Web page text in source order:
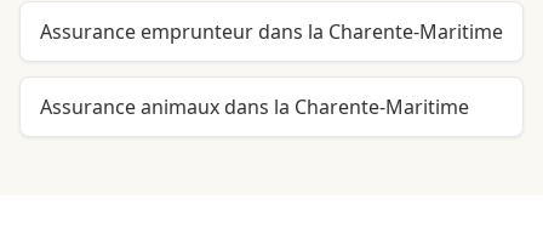
Assurance emprunteur dans la Charente-Maritime
Assurance animaux dans la Charente-Maritime